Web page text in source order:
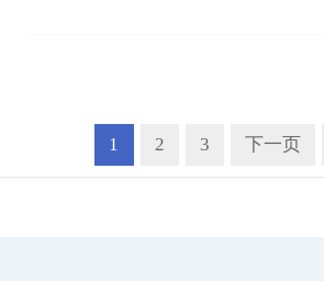
1 2 3 下一页